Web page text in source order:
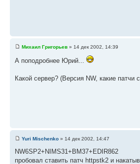
Михаил Григорьев » 14 дек 2002, 14:39
А поподробнее Юрий...
Какой сервер? (Версия NW, какие патчи
Yuri Mischenko » 14 дек 2002, 14:47
NW6SP2+NIMS31+BM37+EDIR862
пробовал ставить патч httpstk2 и